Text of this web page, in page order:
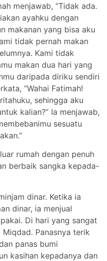
menjawab, “Tidak ada.
ayahku dengan
makanan yang bisa aku
tidak pernah makan
Kami tidak
makan dua hari yang
daripada diriku sendiri
“Wahai Fatimah!
sehingga aku
kalian?” Ia menjawab,
sesuatu
rumah dengan penuh
berbaik sangka kepada-
dinar. Ketika ia
dinar, ia menjual
Di hari yang sangat
Panasnya terik
panas bumi
kasihan kepadanya dan